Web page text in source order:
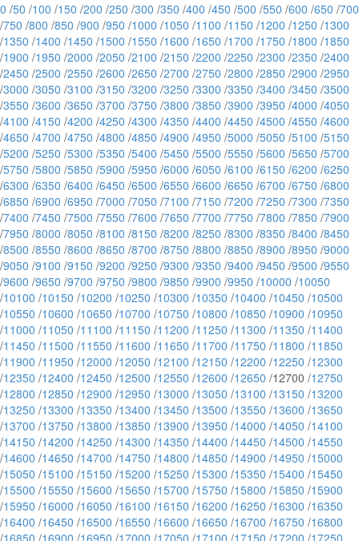
0 /50 /100 /150 /200 /250 /300 /350 /400 /450 /500 /550 /600 /650 /700
/750 /800 /850 /900 /950 /1000 /1050 /1100 /1150 /1200 /1250 /1300
/1350 /1400 /1450 /1500 /1550 /1600 /1650 /1700 /1750 /1800 /1850
/1900 /1950 /2000 /2050 /2100 /2150 /2200 /2250 /2300 /2350 /2400
/2450 /2500 /2550 /2600 /2650 /2700 /2750 /2800 /2850 /2900 /2950
/3000 /3050 /3100 /3150 /3200 /3250 /3300 /3350 /3400 /3450 /3500
/3550 /3600 /3650 /3700 /3750 /3800 /3850 /3900 /3950 /4000 /4050
/4100 /4150 /4200 /4250 /4300 /4350 /4400 /4450 /4500 /4550 /4600
/4650 /4700 /4750 /4800 /4850 /4900 /4950 /5000 /5050 /5100 /5150
/5200 /5250 /5300 /5350 /5400 /5450 /5500 /5550 /5600 /5650 /5700
/5750 /5800 /5850 /5900 /5950 /6000 /6050 /6100 /6150 /6200 /6250
/6300 /6350 /6400 /6450 /6500 /6550 /6600 /6650 /6700 /6750 /6800
/6850 /6900 /6950 /7000 /7050 /7100 /7150 /7200 /7250 /7300 /7350
/7400 /7450 /7500 /7550 /7600 /7650 /7700 /7750 /7800 /7850 /7900
/7950 /8000 /8050 /8100 /8150 /8200 /8250 /8300 /8350 /8400 /8450
/8500 /8550 /8600 /8650 /8700 /8750 /8800 /8850 /8900 /8950 /9000
/9050 /9100 /9150 /9200 /9250 /9300 /9350 /9400 /9450 /9500 /9550
/9600 /9650 /9700 /9750 /9800 /9850 /9900 /9950 /10000 /10050
/10100 /10150 /10200 /10250 /10300 /10350 /10400 /10450 /10500
/10550 /10600 /10650 /10700 /10750 /10800 /10850 /10900 /10950
/11000 /11050 /11100 /11150 /11200 /11250 /11300 /11350 /11400
/11450 /11500 /11550 /11600 /11650 /11700 /11750 /11800 /11850
/11900 /11950 /12000 /12050 /12100 /12150 /12200 /12250 /12300
/12350 /12400 /12450 /12500 /12550 /12600 /12650 /12700 /12750
/12800 /12850 /12900 /12950 /13000 /13050 /13100 /13150 /13200
/13250 /13300 /13350 /13400 /13450 /13500 /13550 /13600 /13650
/13700 /13750 /13800 /13850 /13900 /13950 /14000 /14050 /14100
/14150 /14200 /14250 /14300 /14350 /14400 /14450 /14500 /14550
/14600 /14650 /14700 /14750 /14800 /14850 /14900 /14950 /15000
/15050 /15100 /15150 /15200 /15250 /15300 /15350 /15400 /15450
/15500 /15550 /15600 /15650 /15700 /15750 /15800 /15850 /15900
/15950 /16000 /16050 /16100 /16150 /16200 /16250 /16300 /16350
/16400 /16450 /16500 /16550 /16600 /16650 /16700 /16750 /16800
/16850 /16900 /16950 /17000 /17050 /17100 /17150 /17200 /17250